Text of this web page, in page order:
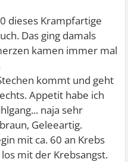
dieses Krampfartige
Das ging damals
kamen immer mal
kommt und geht
Appetit habe ich
naja sehr
Geleeartig.
mit ca. 60 an Krebs
mit der Krebsangst.